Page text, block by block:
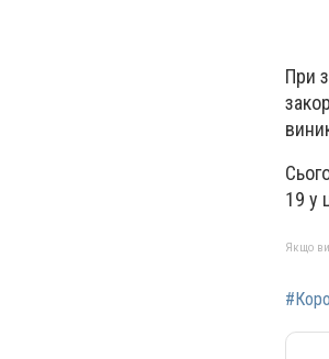
При
19 у
Якщо ви